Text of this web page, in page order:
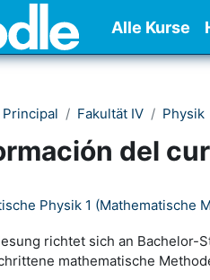
Alle Kurse
Principal Fakultät IV Physik
del
Physik 1 (Mathematische
richtet sich an Bachelor-
mathematische